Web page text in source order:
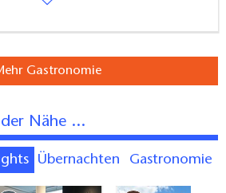
Gastronomie
der Nähe ...
Übernachten Gastronomie